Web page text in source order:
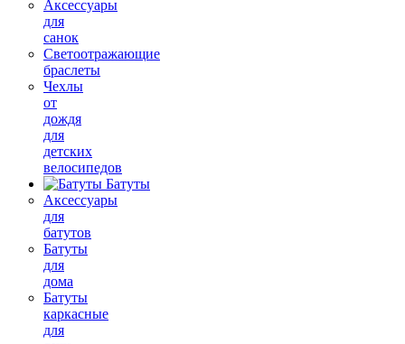
Аксессуары
для
санок
Светоотражающие
браслеты
Чехлы
от
дождя
для
детских
велосипедов
Батуты
Аксессуары
для
батутов
Батуты
для
дома
Батуты
каркасные
для